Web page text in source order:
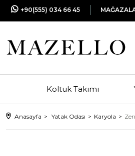
+90(555) 034 66 45
Koltuk Takımı
Anasayfa Yatak Odası Karyola